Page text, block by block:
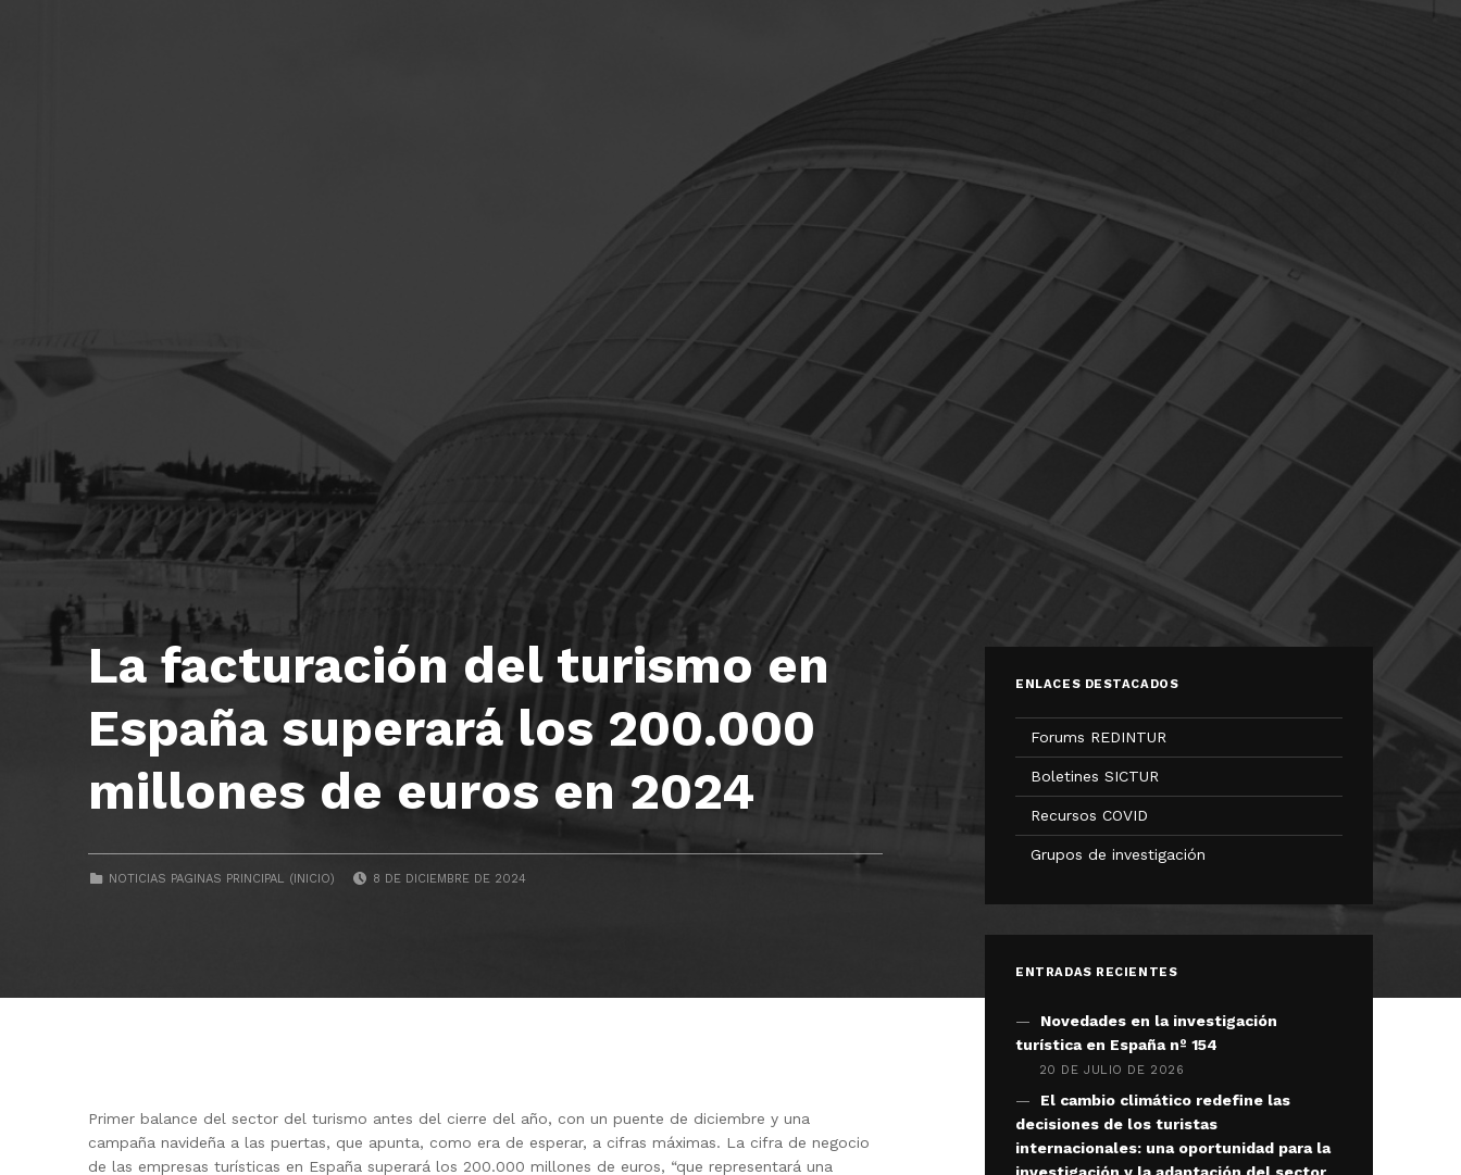
La facturación del turismo en
España superará los 200.000
millones de euros en 2024
CATEGORIZED IN:
NOTICIAS PAGINAS PRINCIPAL (INICIO) 8 DE DICIEMBRE DE 2024
Primer balance del sector del turismo antes del cierre del año, con un puente de diciembre y una
campaña navideña a las puertas, que apunta, como era de esperar, a cifras máximas. La cifra de negocio
de las empresas turísticas en España superará los 200.000 millones de euros, “que representará una
ENLACES DESTACADOS
Forums REDINTUR
Boletines SICTUR
Recursos COVID
Grupos de investigación
ENTRADAS RECIENTES
Novedades en la investigación
turística en España nº 154
20 DE JULIO DE 2026
El cambio climático redefine las
decisiones de los turistas
internacionales: una oportunidad para la
investigación y la adaptación del sector